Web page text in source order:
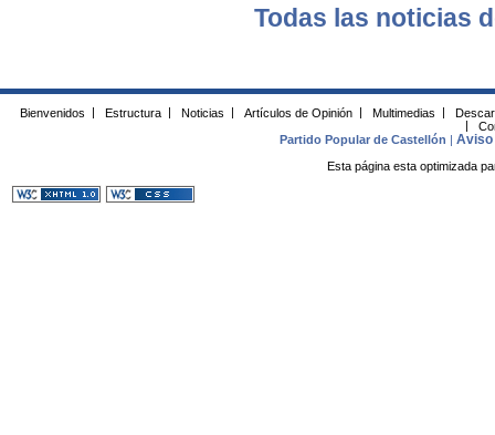
Todas las noticias
Bienvenidos Estructura Noticias Artículos de Opinión Multimedias
Partido Popular de Castellón
|Aviso
Esta página esta optimizada